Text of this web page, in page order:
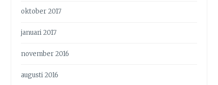
oktober 2017
januari 2017
november 2016
augusti 2016